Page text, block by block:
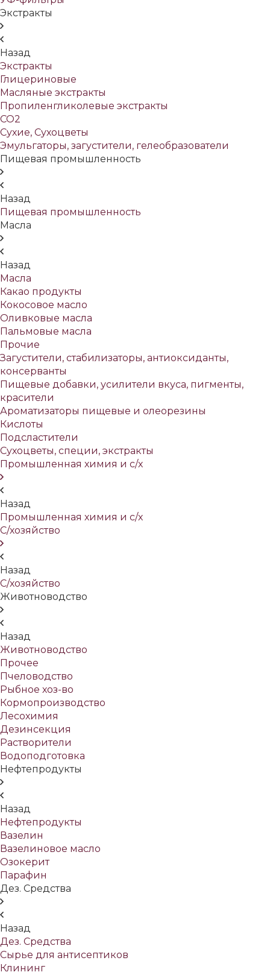
Экстракты
Назад
Экстракты
Глицериновые
Масляные экстракты
Пропиленгликолевые экстракты
СО2
Сухие, Сухоцветы
Эмульгаторы, загустители, гелеобразователи
Пищевая промышленность
Назад
Пищевая промышленность
Масла
Назад
Масла
Какао продукты
Кокосовое масло
Оливковые масла
Пальмовые масла
Прочие
Загустители, стабилизаторы, антиоксиданты,
консерванты
Пищевые добавки, усилители вкуса, пигменты,
красители
Ароматизаторы пищевые и олеорезины
Кислоты
Подсластители
Сухоцветы, специи, экстракты
Промышленная химия и с/х
Назад
Промышленная химия и с/х
С/хозяйство
Назад
С/хозяйство
Животноводство
Назад
Животноводство
Прочее
Пчеловодство
Рыбное хоз-во
Кормопроизводство
Лесохимия
Дезинсекция
Растворители
Водоподготовка
Нефтепродукты
Назад
Нефтепродукты
Вазелин
Вазелиновое масло
Озокерит
Парафин
Дез. Средства
Назад
Дез. Средства
Сырье для антисептиков
Клининг